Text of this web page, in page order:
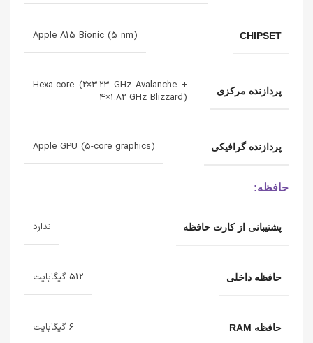
CHIPSET
Apple A15 Bionic (5 nm)
پردازنده‌ مرکزی
Hexa-core (2×3.23 GHz Avalanche +
4×1.82 GHz Blizzard)
پردازنده‌ گرافیکی Apple GPU (5-core graphics)
حافظه:
پشتیبانی از کارت حافظه ندارد
حافظه داخلی 512 گیگابایت
حافظه RAM 6 گیگابایت